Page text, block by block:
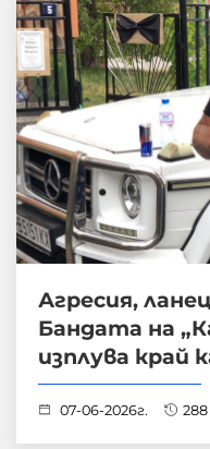
Агресия,
Бандата на
изплува край
07-06-2026г. 288